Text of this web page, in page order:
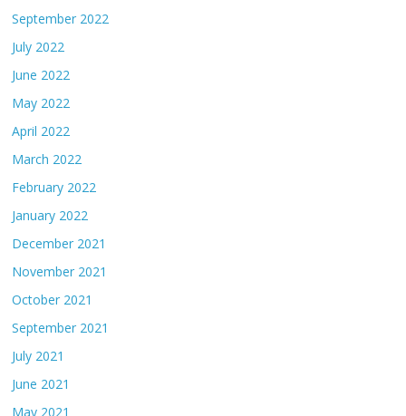
September 2022
July 2022
June 2022
May 2022
April 2022
March 2022
February 2022
January 2022
December 2021
November 2021
October 2021
September 2021
July 2021
June 2021
May 2021